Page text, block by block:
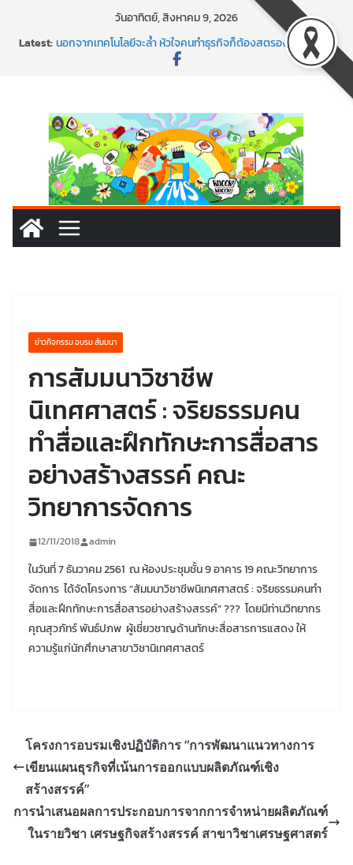
วันอาทิตย์, สิงหาคม 9, 2026
Latest:นอกจากเทคโนโลยีจะล้ำ หัวใจคนทำธุรกิจก็ต้องสตรอง!
พร้อมลุยแล้ว! ปักหมุดโรดแมป AI อัปสกิลธุรกิจให้พุ่งทะยาน
มรภ.เลย ได้สกิลทันสมัยแบบจัดเต็ม
ข่าวกิจกรรม อบรม สัมมนา
การสัมมนาวิชาชีพ
นิเทศศาสตร์ : จริยธรรมคน
ทำสื่อและฝึกทักษะการสื่อสาร
อย่างสร้างสรรค์ คณะ
วิทยาการจัดการ
12/11/2018 admin
ในวันที่ 7 ธันวาคม 2561 ณ ห้องประชุมชั้น 9 อาคาร 19 คณะวิทยาการ
จัดการ ได้จัดโครงการ “สัมมนาวิชาชีพนิเทศศาสตร์ : จริยธรรมคนทำ
สื่อและฝึกทักษะการสื่อสารอย่างสร้างสรรค์”??? โดยมีท่านวิทยากร
คุณสุวภัทร์ พันธ์ปภพ ผู้เชี่ยวชาญด้านทักษะสื่อสารการแสดง ให้
ความรู้แก่นักศึกษาสาขาวิชานิเทศศาสตร์
โครงการอบรมเชิงปฏิบัติการ “การพัฒนาแนวทางการ
เขียนแผนธุรกิจที่เน้นการออกแบบผลิตภัณฑ์เชิง
สร้างสรรค์”
การนำเสนอผลการประกอบการจากการจำหน่ายผลิตภัณฑ์
ในรายวิชา เศรษฐกิจสร้างสรรค์ สาขาวิชาเศรษฐศาสตร์